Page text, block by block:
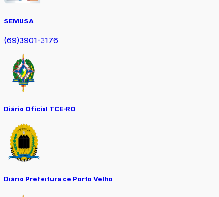
SEMUSA
(69)3901-3176
Diário Oficial TCE-RO
Diário Prefeitura de Porto Velho